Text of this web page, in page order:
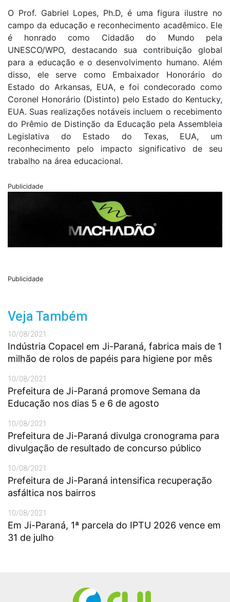
O Prof. Gabriel Lopes, Ph.D, é uma figura ilustre no
campo da educação e reconhecimento acadêmico. Ele
é honrado como Cidadão do Mundo pela
UNESCO/WPO, destacando sua contribuição global
para a educação e o desenvolvimento humano. Além
disso, ele serve como Embaixador Honorário do
Estado do Arkansas, EUA, e foi condecorado como
Coronel Honorário (Distinto) pelo Estado do Kentucky,
EUA. Suas realizações notáveis incluem o recebimento
do Prêmio de Distinção da Educação pela Assembleia
Legislativa do Estado do Texas, EUA, um
reconhecimento pelo impacto significativo de seu
trabalho na área educacional.
Publicidade
Publicidade
Veja Também
10/08/2021
Indústria Copacel em Ji-Paraná, fabrica mais de 1
milhão de rolos de papéis para higiene por mês
10/08/2021
Prefeitura de Ji-Paraná promove Semana da
Educação nos dias 5 e 6 de agosto
10/08/2021
Prefeitura de Ji-Paraná divulga cronograma para
divulgação de resultado de concurso público
10/08/2021
Prefeitura de Ji-Paraná intensifica recuperação
asfáltica nos bairros
10/08/2021
Em Ji-Paraná, 1ª parcela do IPTU 2026 vence em
31 de julho